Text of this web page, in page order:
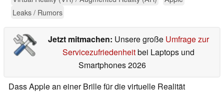
Leaks / Rumors
Jetzt mitmachen: Unsere große Umfrage zur
Servicezufriedenheitbei Laptops und
Smartphones 2026
Dass Apple an einer Brille für die virtuelle Realität